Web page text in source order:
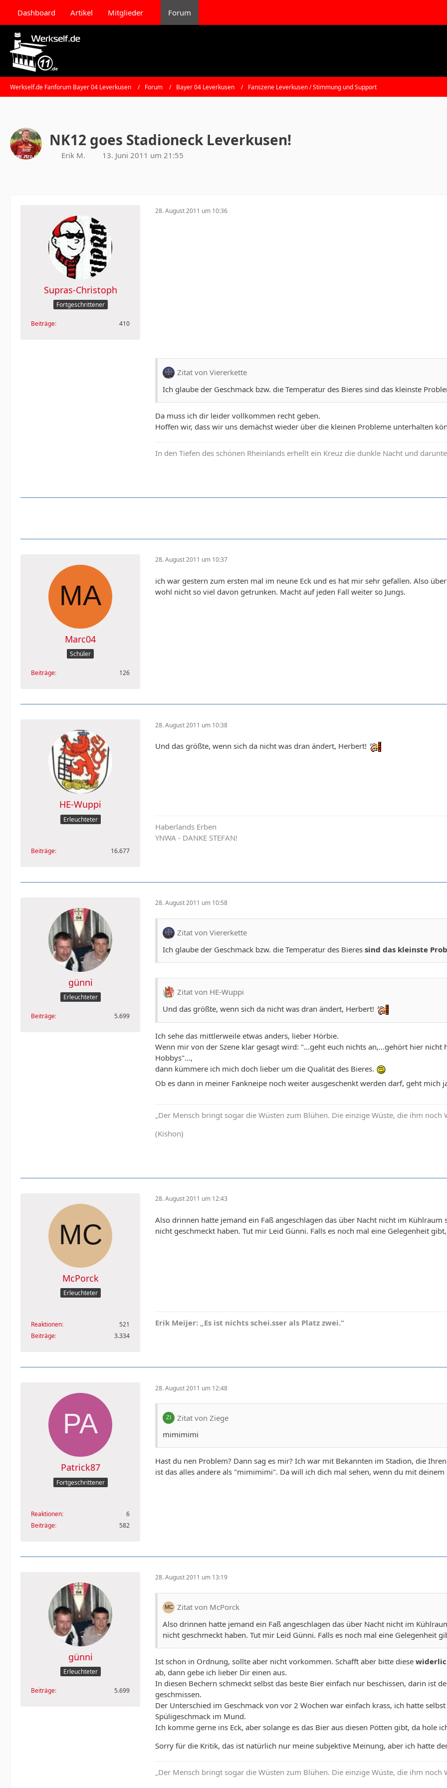
Dashboard Artikel Mitglieder Forum
Werkself.de Fanforum Bayer 04 Leverkusen Forum Bayer 04 Leverkusen Fanszene Leverkusen / Stimmung und Support
NK12 goes Stadioneck Leverkusen!
Erik M. 13. Juni 2011 um 21:55
Supras-Christoph
Fortgeschrittener
Beiträge 410
28. August 2011 um 10:36
Zitat von Viererkette
Ich glaube der Geschmack bzw. die Temperatur des Bieres sind das kleinste
Da muss ich dir leider vollkommen recht geben.
Hoffen wir, dass wir uns demächst wieder über die kleinen Probleme unterhalten
In den Tiefen des schönen Rheinlands erhellt ein Kreuz die dunkle Nacht und
Marc04
Schüler
Beiträge 126
28. August 2011 um 10:37
ich war gestern zum ersten mal im neune Eck und es hat mir sehr gefallen. Also
wohl nicht so viel davon getrunken. Macht auf jeden Fall weiter so Jungs.
HE-Wuppi
Erleuchteter
Beiträge 16.677
28. August 2011 um 10:38
Und das größte, wenn sich da nicht was dran ändert, Herbert!
Haberlands Erben
YNWA - DANKE STEFAN!
günni
Erleuchteter
Beiträge 5.699
28. August 2011 um 10:58
Zitat von Viererkette
Ich glaube der Geschmack bzw. die Temperatur des Bieres sind das kleinste
Zitat von HE-Wuppi
Und das größte, wenn sich da nicht was dran ändert, Herbert!
Ich sehe das mittlerweile etwas anders, lieber Hörbie.
Wenn mir von der Szene klar gesagt wird: "...geht euch nichts an,...gehört hier nicht
Hobbys"...,
dann kümmere ich mich doch lieber um die Qualität des Bieres.
Ob es dann in meiner Fankneipe noch weiter ausgeschenkt werden darf, geht mich
„Der Mensch bringt sogar die Wüsten zum Blühen. Die einzige Wüste, die ihm
(Kishon)
McPorck
Erleuchteter
Reaktionen
521
Beiträge
3.334
28. August 2011 um 12:43
Also drinnen hatte jemand ein Faß angeschlagen das über Nacht nicht im
nicht geschmeckt haben. Tut mir Leid Günni. Falls es noch mal eine Gelegenheit
Erik Meijer: „Es ist nichts schei.sser als Platz zwei.“
Patrick87
Fortgeschrittener
Reaktionen
6
Beiträge
582
28. August 2011 um 12:48
Zitat von Ziege
mimimimi
Hast du nen Problem? Dann sag es mir? Ich war mit Bekannten im Stadion, die
ist das alles andere als "mimimimi". Da will ich dich mal sehen, wenn du mit
günni
Erleuchteter
Beiträge 5.699
28. August 2011 um 13:19
Zitat von McPorck
Also drinnen hatte jemand ein Faß angeschlagen das über Nacht nicht im
nicht geschmeckt haben. Tut mir Leid Günni. Falls es noch mal eine Gelegenheit
Ist schon in Ordnung, sollte aber nicht vorkommen. Schafft aber bitte diese
ab, dann gebe ich lieber Dir einen aus.
In diesen Bechern schmeckt selbst das beste Bier einfach nur beschissen, darin ist
geschmissen.
Der Unterschied im Geschmack von vor 2 Wochen war einfach krass, ich hatte
Spüligeschmack im Mund.
Ich komme gerne ins Eck, aber solange es das Bier aus diesen Pötten gibt, da hole
Sorry für die Kritik, das ist natürlich nur meine subjektive Meinung, aber ich hatte
„Der Mensch bringt sogar die Wüsten zum Blühen. Die einzige Wüste, die ihm